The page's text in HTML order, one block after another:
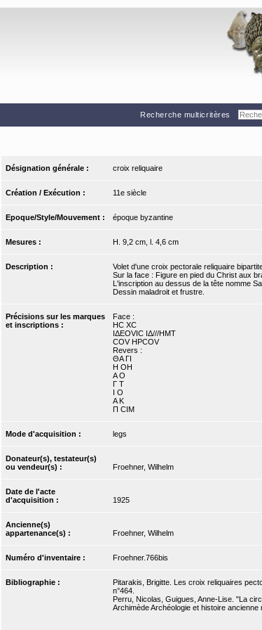
Recherche multicritères
Désignation générale : croix reliquaire
Création / Exécution : 11e siècle
Epoque/Style/Mouvement : époque byzantine
Mesures : H. 9,2 cm, l. 4,6 cm
Description :
Volet d'une croix pectorale reliquaire
Sur la face : Figure en pied du Christ aux
L'inscription au dessus de la tête nomme
Dessin maladroit et frustre.
Précisions sur les marques
et inscriptions :
Face :
HC XC
ΙΔΕΟVIC IΔ///ΗΜΤ
COV HPCOV
Revers :
ΘΑ ΓΙ
Η ΟΗ
Α Ο
Γ Τ
Ι Ο
Α Κ
Π CIΜ
Mode d'acquisition : legs
Donateur(s), testateur(s)
ou vendeur(s) :
Froehner, Wilhelm
Date de l'acte
d'acquisition :
1925
Ancienne(s)
appartenance(s) :
Froehner, Wilhelm
Numéro d'inventaire : Froehner.766bis
Bibliographie :
Pitarakis, Brigitte. Les croix reliquaires
n°464.
Perru, Nicolas, Guigues, Anne-Lise. "La
Archimède Archéologie et histoire ancienne